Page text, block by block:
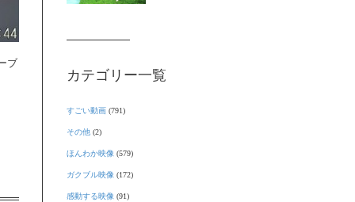
ブ
カテゴリー一覧
すごい動画 (791)
その他 (2)
ほんわか映像 (579)
ガクブル映像 (172)
感動する映像 (91)